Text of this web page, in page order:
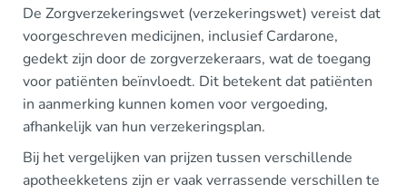
De Zorgverzekeringswet (verzekeringswet) vereist dat
voorgeschreven medicijnen, inclusief Cardarone,
gedekt zijn door de zorgverzekeraars, wat de toegang
voor patiënten beïnvloedt. Dit betekent dat patiënten
in aanmerking kunnen komen voor vergoeding,
afhankelijk van hun verzekeringsplan.
Bij het vergelijken van prijzen tussen verschillende
apotheekketens zijn er vaak verrassende verschillen te